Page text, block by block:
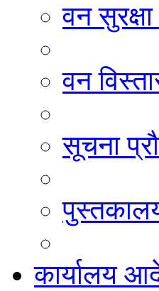
वन
वन
सूचना
कार्यालय